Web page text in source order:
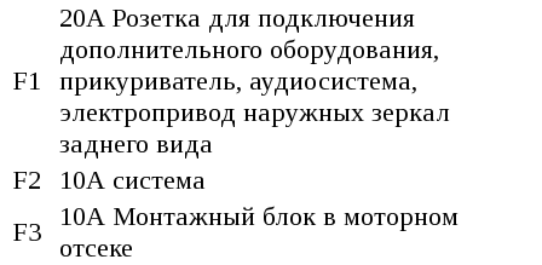
F1
20А Розетка для подключения
дополнительного оборудования,
прикуриватель, аудиосистема,
электропривод наружных зеркал
заднего вида
F2
10А система
F3
10А Монтажный блок в моторном
отсеке